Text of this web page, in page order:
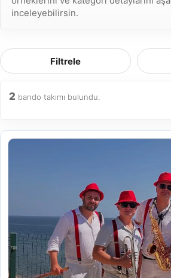
inceleyebilirsin.
Filtrele
2 bando takımı bulundu.